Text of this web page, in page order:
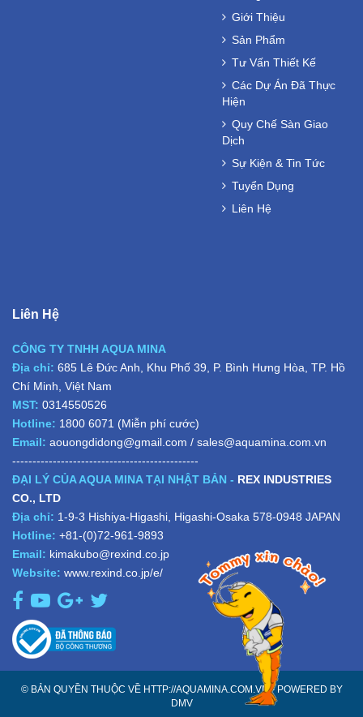
Giới Thiệu
Sản Phẩm
Tư Vấn Thiết Kế
Các Dự Án Đã Thực
Hiện
Quy Chế Sàn Giao
Dịch
Sự Kiện & Tin Tức
Tuyển Dụng
Liên Hệ
Liên Hệ
CÔNG TY TNHH AQUA MINA
Địa chỉ: 685 Lê Đức Anh, Khu Phố 39, P. Bình Hưng Hòa, TP. Hồ
Chí Minh, Việt Nam
MST: 0314550526
Hotline: 1800 6071 (Miễn phí cước)
Email: aouongdidong@gmail.com / sales@aquamina.com.vn
----------------------------------------------
ĐẠI LÝ CỦA AQUA MINA TẠI NHẬT BẢN - REX INDUSTRIES
CO., LTD
Địa chỉ: 1-9-3 Hishiya-Higashi, Higashi-Osaka 578-0948 JAPAN
Hotline: +81-(0)72-961-9893
Email: kimakubo@rexind.co.jp
Website: www.rexind.co.jp/e/
© BẢN QUYỀN THUỘC VỀ HTTP://AQUAMINA.COM.VN - POWERED BY
DMV